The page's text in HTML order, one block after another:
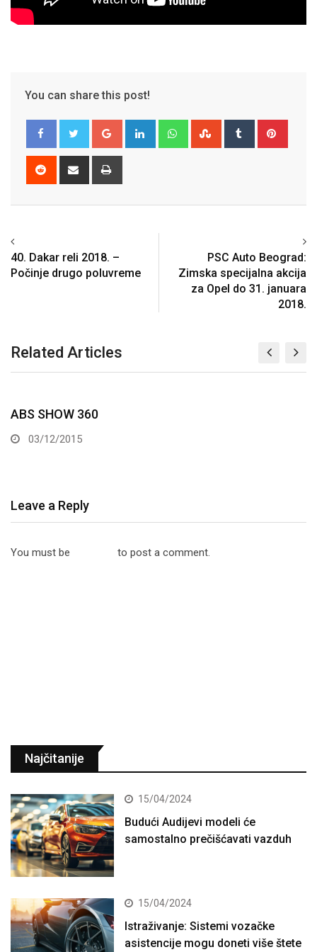
You can share this post!
Google+ LinkedIn WhatsappStumbleUpon
Tumblr
Reddit
Share
40. Dakar reli 2018. –
Počinje drugo poluvreme
PSC Auto Beograd:
Zimska specijalna akcija
za Opel do 31. januara
2018.
Related Articles
ABS SHOW 384
03/12/2015
Leave a Reply
You must be to post a comment.
Najčitanije
15/04/2024
Budući Audijevi modeli će
samostalno prečišćavati vazduh
15/04/2024
Istraživanje: Sistemi vozačke
asistencije mogu doneti više štete